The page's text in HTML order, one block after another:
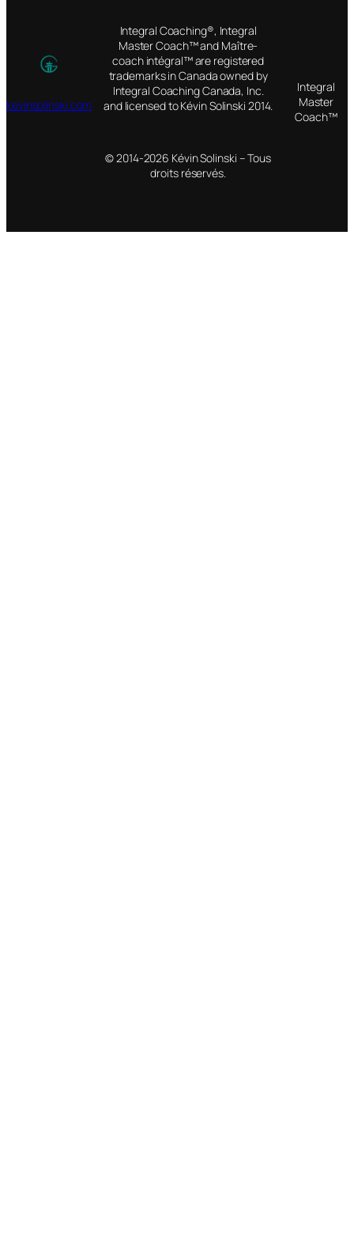
kevinsolinski.com
Integral Coaching®, Integral
Master Coach™ and Maître-
coach intégral™ are registered
trademarks in Canada owned by
Integral Coaching Canada, Inc.
and licensed to Kévin Solinski 2014.
© 2014-2026 Kévin Solinski – Tous
droits réservés.
Integral
Master
Coach™